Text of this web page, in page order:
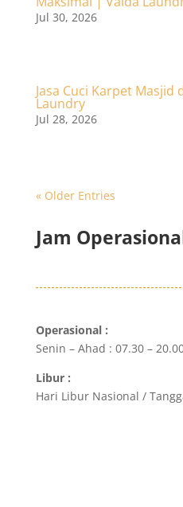
Jul 30, 2026
Jasa Cuci Karpet Masjid
Laundry
Jul 28, 2026
« Older Entries
Jam
Operasional :
Senin – Ahad : 07.30 –
Libur :
Hari Libur Nasional /